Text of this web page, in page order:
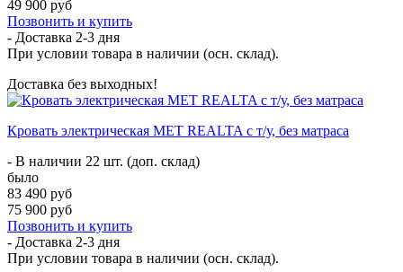
49 900 руб
Позвонить и купить
- Доставка 2-3 дня
При условии товара в наличии (осн. склад).
Доставка без выходных!
Кровать электрическая МЕТ REALTA с т/у, без матраса
- В наличии 22 шт. (доп. склад)
было
83 490 руб
75 900 руб
Позвонить и купить
- Доставка 2-3 дня
При условии товара в наличии (осн. склад).